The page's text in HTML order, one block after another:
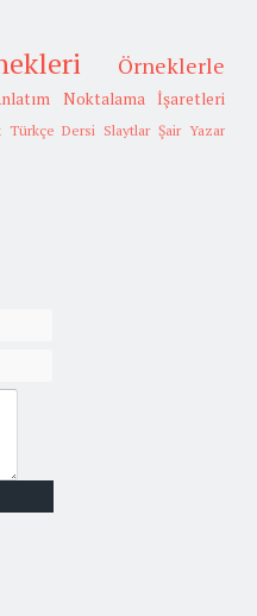
Örneklerle
Noktalama İşaretleri
Türkçe Dersi Slaytlar Şair Yazar